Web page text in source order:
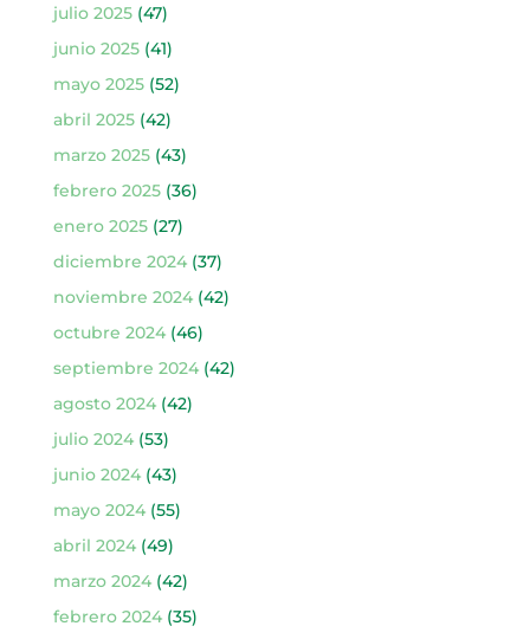
julio 2025(47)
junio 2025(41)
mayo 2025(52)
abril 2025(42)
marzo 2025(43)
febrero 2025(36)
enero 2025(27)
diciembre 2024(37)
noviembre 2024(42)
octubre 2024(46)
septiembre 2024(42)
agosto 2024(42)
julio 2024(53)
junio 2024(43)
mayo 2024(55)
abril 2024(49)
marzo 2024(42)
febrero 2024(35)